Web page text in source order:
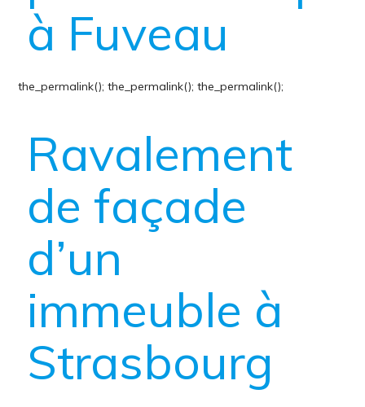
à Fuveau
the_permalink();
Ravalement
de façade
d’un
immeuble à
Strasbourg
the_permalink();the_permalink();